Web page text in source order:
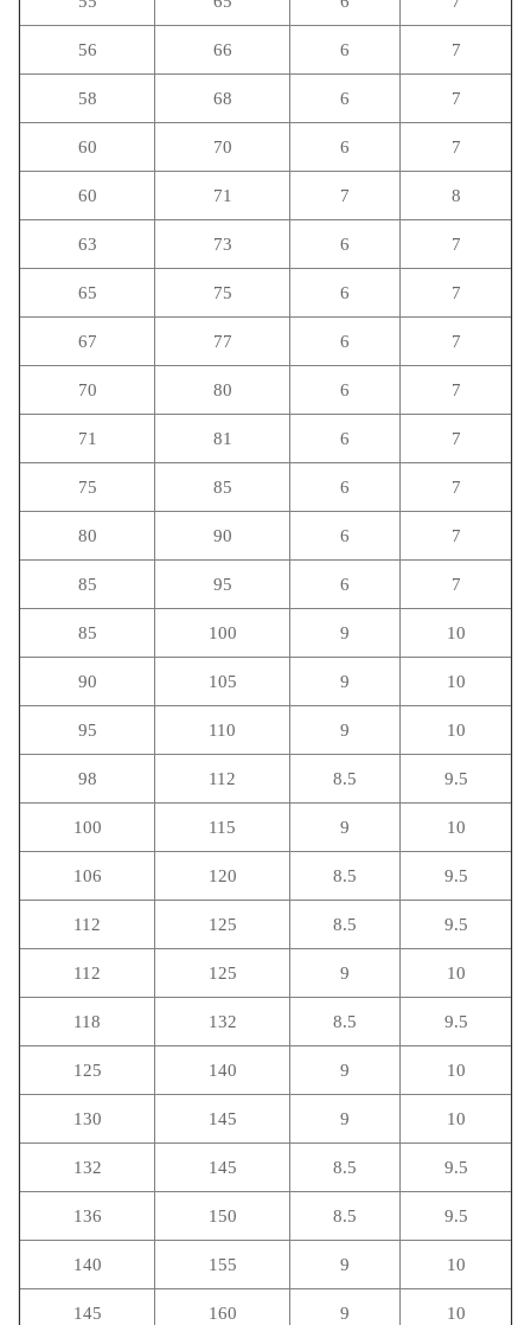
56 66 6 7
58 68 6 7
60 70 6 7
60 71 7 8
63 73 6 7
65 75 6 7
67 77 6 7
70 80 6 7
71 81 6 7
75 85 6 7
80 90 6 7
85 95 6 7
85 100 9 10
90 105 9 10
95 110 9 10
98 112 8.5 9.5
100 115 9 10
106 120 8.5 9.5
112 125 8.5 9.5
112 125 9 10
118 132 8.5 9.5
125 140 9 10
130 145 9 10
132 145 8.5 9.5
136 150 8.5 9.5
140 155 9 10
145 160 9 10